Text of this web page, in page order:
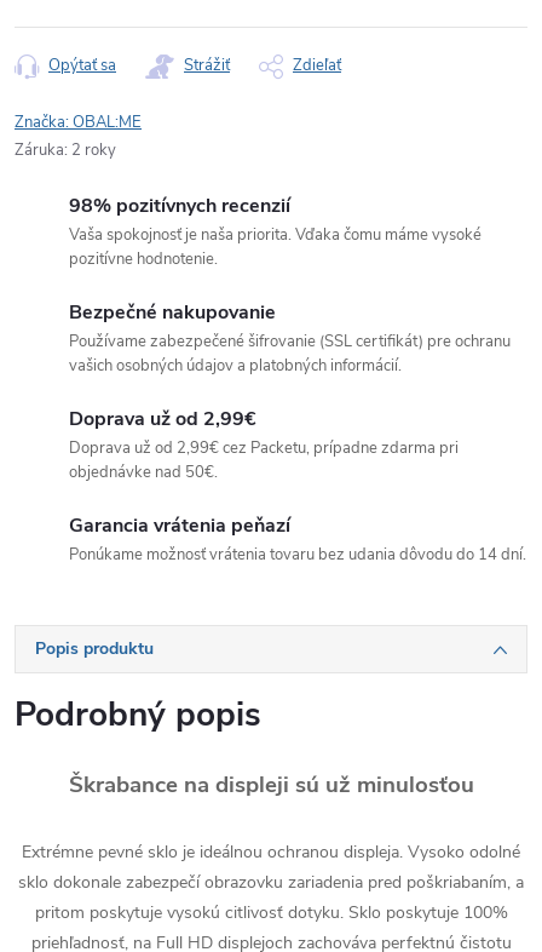
Opýtať sa Strážiť Zdieľať
Značka:OBAL:ME
Záruka: 2 roky
98% pozitívnych recenzií
Vaša spokojnosť je naša priorita. Vďaka čomu máme vysoké
pozitívne hodnotenie.
Bezpečné nakupovanie
Používame zabezpečené šifrovanie (SSL certifikát) pre ochranu
vašich osobných údajov a platobných informácií.
Doprava už od 2,99€
Doprava už od 2,99€ cez Packetu, prípadne zdarma pri
objednávke nad 50€.
Garancia vrátenia peňazí
Ponúkame možnosť vrátenia tovaru bez udania dôvodu do 14 dní.
Popis produktu
Podrobný popis
Škrabance na displeji sú už minulosťou
Extrémne pevné sklo je ideálnou ochranou displeja. Vysoko odolné
sklo dokonale zabezpečí obrazovku zariadenia pred poškriabaním, a
pritom poskytuje vysokú citlivosť dotyku. Sklo poskytuje 100%
priehľadnosť, na Full HD displejoch zachováva perfektnú čistotu